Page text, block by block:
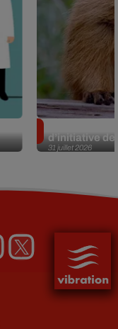
31 juillet 2026
d’initiative